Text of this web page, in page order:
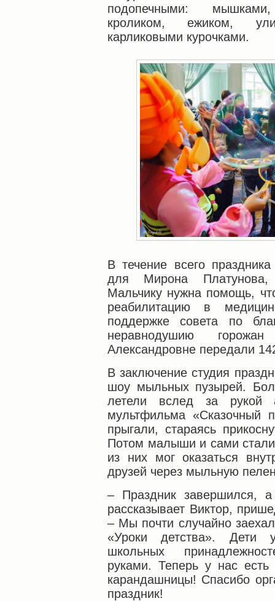
подопечными:
кроликом, ежиком,
карликовыми курочками.
В течение всего
для Мирона Платунова,
Мальчику нужна помощь,
реабилитацию в
поддержке совета по
неравнодушию
Александровне передали
В заключение студия
шоу мыльных пузырей.
летели вслед за рукой
мультфильма «Сказочный
прыгали, стараясь
Потом малыши и сами
из них мог оказаться
друзей через мыльную
– Праздник завершился,
рассказывает Виктор,
– Мы почти случайно
«Уроки детства». Дети
школьных
руками. Теперь у нас
карандашницы! Спасибо
праздник!